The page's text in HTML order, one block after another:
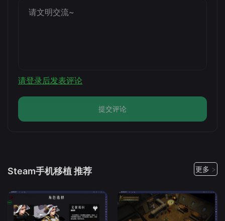
请登录后发表评论
提交评论
Steam手机移植 推荐 更多 >